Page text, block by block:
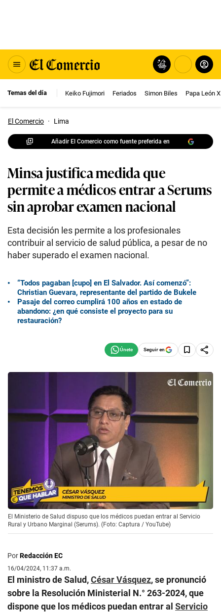
Temas del día Keiko Fujimori Feriados Simon Biles Papa León
El Comercio · Lima
Añadir El Comercio como fuente preferida en
Minsa justifica medida que
permite a médicos entrar a Serums
sin aprobar examen nacional
Esta decisión les permite a los profesionales
contribuir al servicio de salud pública, a pesar de no
haber superado el examen nacional.
“Todos pagaban [cupo] en El Salvador. Así comenzó”:
Christian Guevara, representante del partido de Bukele
Pasaje del correo cumplirá 100 años en estado de
abandono: ¿en qué consiste el proyecto para su
restauración?
Seguir en
El Ministerio de Salud dispuso que los médicos puedan entrar al Servicio
Rural y Urbano Marginal (Serums). (Foto: Captura / YouTube)
PorRedacción EC
16/04/2024, 11:37 a.m.
El ministro de Salud,César Vásquez, se pronunció
sobre la Resolución Ministerial N.° 263-2024, que
dispone que los médicos puedan entrar al Servicio